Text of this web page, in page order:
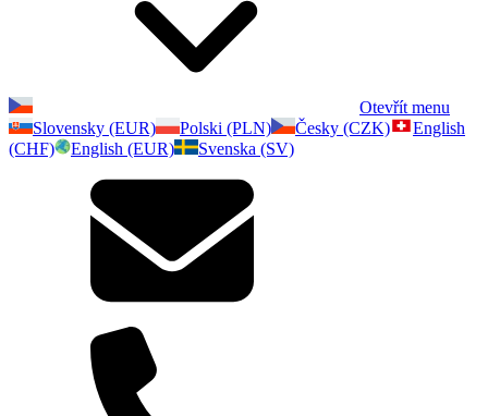
Otevřít menu
Slovensky (EUR)
Polski (PLN) Česky (CZK)
English
(CHF)
English (EUR) Svenska (SV)